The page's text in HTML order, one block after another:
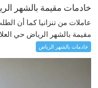
خادمات مقيمة بالشهر الرياض حي
عاملات من تنزانيا كما أن
مقيمة بالشهر الرياض حي
خادمات بالشهر الرياض